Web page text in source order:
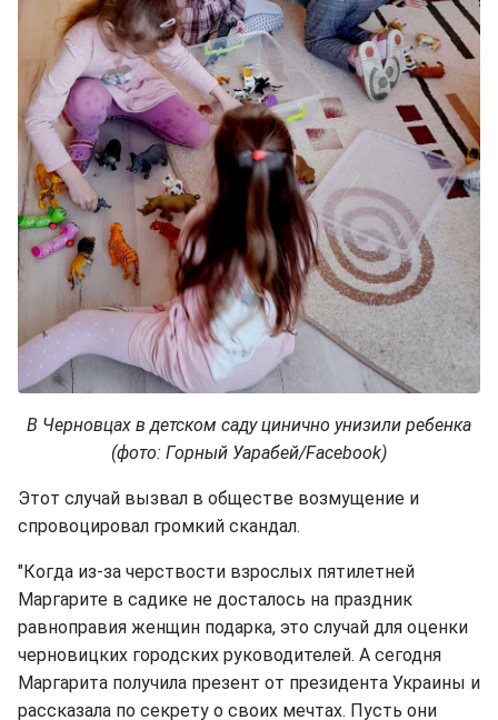
В Черновцах в детском саду цинично унизили ребенка
(фото: Горный Уарабей/Facebook)
Этот случай вызвал в обществе возмущение и
спровоцировал громкий скандал.
"Когда из-за черствости взрослых пятилетней
Маргарите в садике не досталось на праздник
равноправия женщин подарка, это случай для оценки
черновицких городских руководителей. А сегодня
Маргарита получила презент от президента Украины и
рассказала по секрету о своих мечтах. Пусть они